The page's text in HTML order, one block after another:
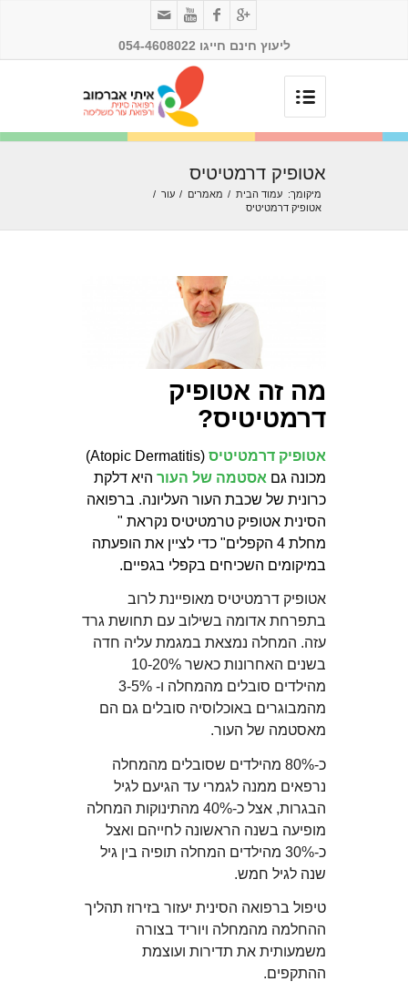
ליעוץ חינם חייגו 054-4608022
אטופיק דרמטיטיס
מיקומך: עמוד הבית / מאמרים / עור /
אטופיק דרמטיטיס
מה זה אטופיק
דרמטיטיס?
אטופיק דרמטיטיס
(Atopic Dermatitis)
מכונה גם אסטמה של העור היא דלקת
כרונית של שכבת העור העליונה. ברפואה
הסינית אטופיק טרמטיטיס נקראת "
מחלת 4 הקפלים" כדי לציין את הופעתה
במיקומים השכיחים בקפלי בגפיים.
אטופיק דרמטיטיס מאופיינת לרוב
בתפרחת אדומה בשילוב עם תחושת גרד
עזה. המחלה נמצאת במגמת עליה חדה
בשנים האחרונות כאשר 10-20%
מהילדים סובלים מהמחלה ו- 3-5%
מהמבוגרים באוכלוסיה סובלים גם הם
מאסטמה של העור.
כ-80% מהילדים שסובלים מהמחלה
נרפאים ממנה לגמרי עד הגיעם לגיל
הבגרות, אצל כ-40% מהתינוקות המחלה
מופיעה בשנה הראשונה לחייהם ואצל
כ-30% מהילדים המחלה תופיה בין גיל
שנה לגיל חמש.
טיפול ברפואה הסינית יעזור בזירוז תהליך
ההחלמה מהמחלה ויוריד בצורה
משמעותית את תדירות ועוצמת
ההתקפים.